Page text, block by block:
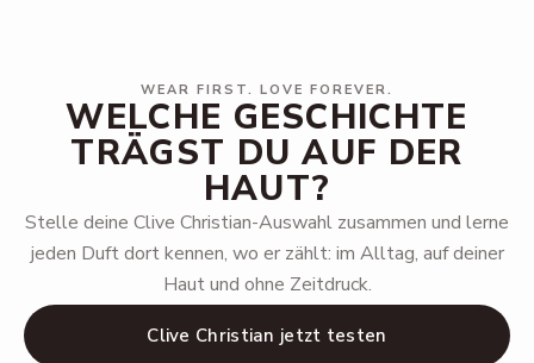
WEAR FIRST. LOVE FOREVER.
WELCHE GESCHICHTE
TRÄGST DU AUF DER
HAUT?
Stelle deine Clive Christian-Auswahl zusammen und lerne
jeden Duft dort kennen, wo er zählt: im Alltag, auf deiner
Haut und ohne Zeitdruck.
Clive Christian jetzt testen